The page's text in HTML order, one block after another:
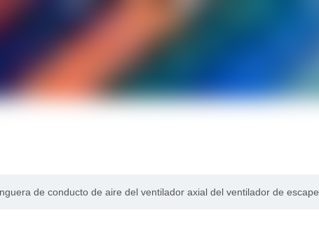
de conducto de aire del ventilador axial del ventilador de escape